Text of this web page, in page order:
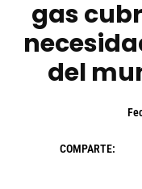
gas
del
COMPARTE: